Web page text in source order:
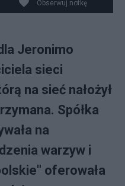
Obserwuj notkę
Jeronimo
sieci
na sieć nałożył
Spółka
na
warzyw i
oferowała